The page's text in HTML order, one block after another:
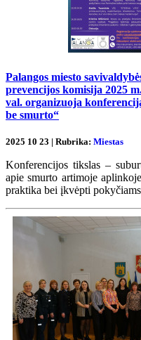
Palangos miesto
prevencijos komisija 2025
val. organizuoja
be smurto“
2025 10 23 | Rubrika: Miestas
Konferencijos tikslas –
apie smurto artimoje
praktika bei įkvėpti